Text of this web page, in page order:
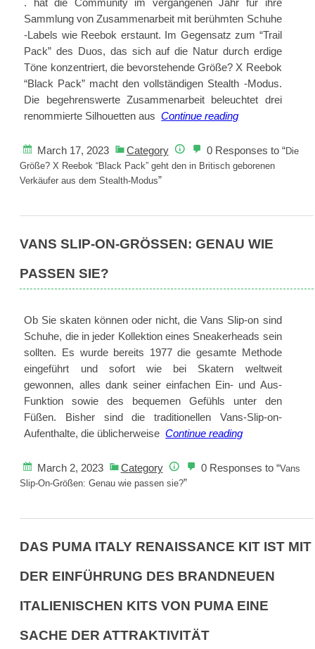
Sammlung von Zusammenarbeit mit berühmten Schuhe
-Labels wie Reebok erstaunt. Im Gegensatz zum “Trail
Pack” des Duos, das sich auf die Natur durch erdige
Töne konzentriert, die bevorstehende Größe? X Reebok
“Black Pack” macht den vollständigen Stealth -Modus.
Die begehrenswerte Zusammenarbeit beleuchtet drei
renommierte Silhouetten aus Continue readingDie
X
Reebok
in
Verkäufer
dem
Stealth-
Modus
March 17, 2023 Category 0 Responses to “Die
Größe? X Reebok “Black Pack” geht den in Britisch geborenen
Verkäufer aus dem Stealth-Modus”
VANS SLIP-ON-GRÖSSEN: GENAU WIE P
ASSEN SIE?
Ob Sie skaten können oder nicht, die Vans Slip-on sind
Schuhe, die in jeder Kollektion eines Sneakerheads sein
sollten. Es wurde bereits 1977 die gesamte Methode
eingeführt und sofort wie bei Skatern weltweit
gewonnen, alles dank seiner einfachen Ein- und Aus-
Funktion sowie des bequemen Gefühls unter den
Füßen. Bisher sind die traditionellen Vans-Slip-on-
Aufenthalte, die üblicherweise Continue readingVans
On-
sie?
March 2, 2023 Category 0 Responses to “Vans
Slip-On-Größen: Genau wie passen sie?”
DAS PUMA ITALY RENAISSANCE KIT IST MIT
DER EINFÜHRUNG DES BRANDNEUEN
ITALIENISCHEN KITS VON PUMA EINE
SACHE DER ATTRAKTIVITÄT